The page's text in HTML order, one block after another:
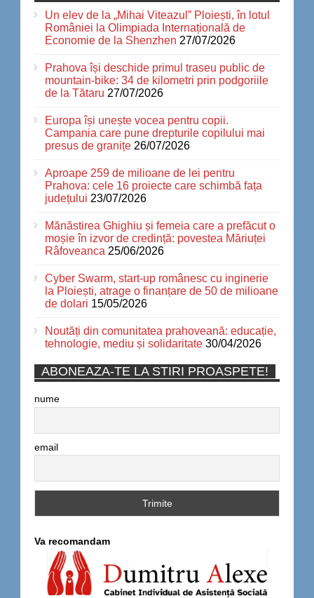
Un elev de la „Mihai Viteazul” Ploiești, în lotul
României la Olimpiada Internațională de
Economie de la Shenzhen 27/07/2026
Prahova își deschide primul traseu public de
mountain-bike: 34 de kilometri prin podgoriile
de la Tătaru 27/07/2026
Europa își unește vocea pentru copii.
Campania care pune drepturile copilului mai
presus de granițe 26/07/2026
Aproape 259 de milioane de lei pentru
Prahova: cele 16 proiecte care schimbă fața
județului 23/07/2026
Mănăstirea Ghighiu și femeia care a prefăcut o
moșie în izvor de credință: povestea Măriuței
Râfoveanca 25/06/2026
Cyber Swarm, start-up românesc cu inginerie
la Ploiești, atrage o finanțare de 50 de milioane
de dolari 15/05/2026
Noutăți din comunitatea prahoveană: educație,
tehnologie, mediu și solidaritate 30/04/2026
ABONEAZA-TE LA STIRI PROASPETE!
nume
email
Va recomandam